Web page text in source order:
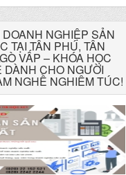
tâm Tin học KEY chính
cho bạn!
DOANH NGHIỆP SẢN
TẠI TÂN PHÚ, TÂN
VẤP – KHÓA HỌC
CHO NGƯỜI
NGHỀ NGHIÊM TÚC!